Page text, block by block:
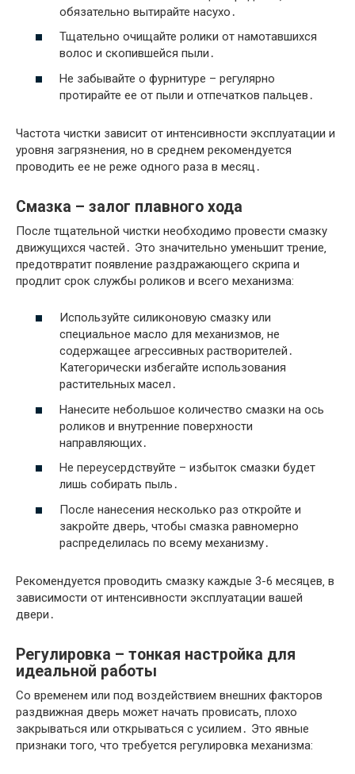
обязательно вытирайте насухо․
Тщательно очищайте ролики от намотавшихся
волос и скопившейся пыли․
Не забывайте о фурнитуре – регулярно
протирайте ее от пыли и отпечатков пальцев․
Частота чистки зависит от интенсивности эксплуатации и
уровня загрязнения‚ но в среднем рекомендуется
проводить ее не реже одного раза в месяц․
Смазка – залог плавного хода
После тщательной чистки необходимо провести смазку
движущихся частей․ Это значительно уменьшит трение‚
предотвратит появление раздражающего скрипа и
продлит срок службы роликов и всего механизма:
Используйте силиконовую смазку или
специальное масло для механизмов‚ не
содержащее агрессивных растворителей․
Категорически избегайте использования
растительных масел․
Нанесите небольшое количество смазки на ось
роликов и внутренние поверхности
направляющих․
Не переусердствуйте – избыток смазки будет
лишь собирать пыль․
После нанесения несколько раз откройте и
закройте дверь‚ чтобы смазка равномерно
распределилась по всему механизму․
Рекомендуется проводить смазку каждые 3-6 месяцев‚ в
зависимости от интенсивности эксплуатации вашей
двери․
Регулировка – тонкая настройка для
идеальной работы
Со временем или под воздействием внешних факторов
раздвижная дверь может начать провисать‚ плохо
закрываться или открываться с усилием․ Это явные
признаки того‚ что требуется регулировка механизма: